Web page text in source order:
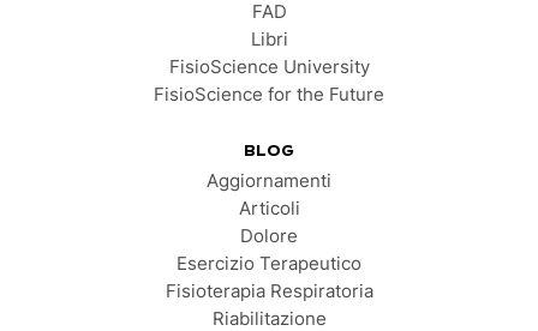
FAD
Libri
FisioScience University
FisioScience for the Future
BLOG
Aggiornamenti
Articoli
Dolore
Esercizio Terapeutico
Fisioterapia Respiratoria
Riabilitazione